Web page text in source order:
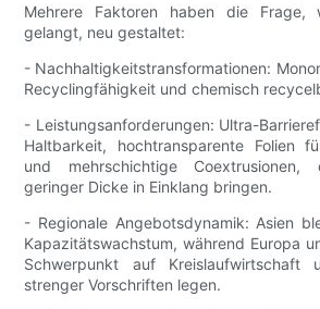
Mehrere Faktoren haben die
gelangt, neu gestaltet:
- Nachhaltigkeitstransformationen:
Recyclingfähigkeit und chemisch
- Leistungsanforderungen: Ultra-
Haltbarkeit, hochtransparente Folien
und mehrschichtige
geringer Dicke in Einklang bringen.
- Regionale Angebotsdynamik: Asien
Kapazitätswachstum, während Europa
Schwerpunkt auf Kreislaufwirtschaft
strenger Vorschriften legen.